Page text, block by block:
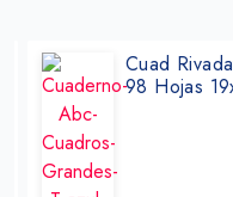
Cuad
98 Hojas